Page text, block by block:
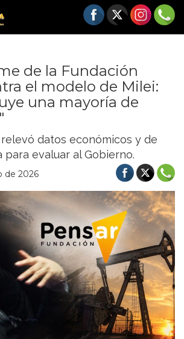
de la Fundación
el modelo de Milei:
una mayoría de
datos económicos y de
evaluar al Gobierno.
de 2026